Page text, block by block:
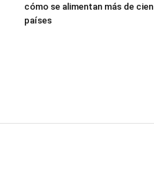
cómo se alimentan más de cien
países